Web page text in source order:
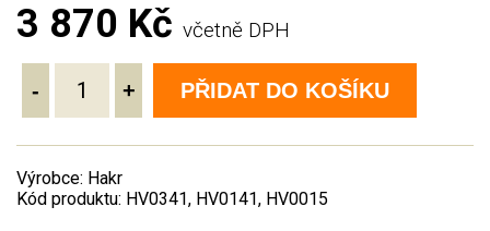
3 870 Kč včetně DPH
- + PŘIDAT DO KOŠÍKU
Výrobce: Hakr
Kód produktu: HV0341, HV0141, HV0015